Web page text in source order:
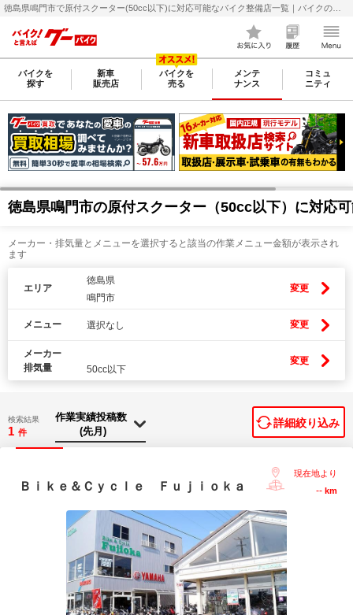
バイクを
探す
新車
販売店
バイクを
売る
メンテ
ナンス
コミュ
ニティ
徳島県鳴門市の原付スクーター（50cc以下）に対応
メーカー・排気量とメニューを選択すると該当の作業メニュー金額が表示され
ます
エリア
徳島県
鳴門市
変更
メニュー 選択なし 変更
メーカー
排気量
50cc以下
変更
検索結果
1 件
詳細絞り込み
Ｂｉｋｅ＆Ｃｙｃｌｅ Ｆｕｊｉｏｋａ
現在地より
-- km